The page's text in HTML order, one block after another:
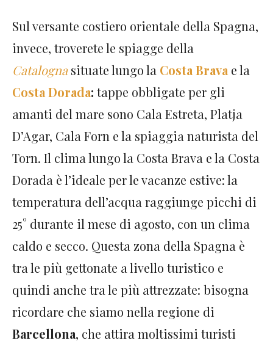
Sul versante costiero orientale della Spagna,
invece, troverete le spiagge della
Catalogna situate lungo la Costa Brava e la
Costa Dorada: tappe obbligate per gli
amanti del mare sono Cala Estreta, Platja
D’Agar, Cala Forn e la spiaggia naturista del
Torn. Il clima lungo la Costa Brava e la Costa
Dorada è l’ideale per le vacanze estive: la
temperatura dell’acqua raggiunge picchi di
25° durante il mese di agosto, con un clima
caldo e secco. Questa zona della Spagna è
tra le più gettonate a livello turistico e
quindi anche tra le più attrezzate: bisogna
ricordare che siamo nella regione di
Barcellona, che attira moltissimi turisti